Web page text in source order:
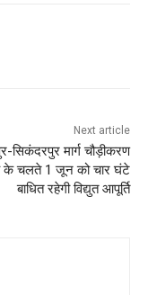
Next article
सिकंदरपुर मार्ग चौड़ीकरण
के चलते 1 जून को चार घंटे
बाधित रहेगी विद्युत आपूर्ति